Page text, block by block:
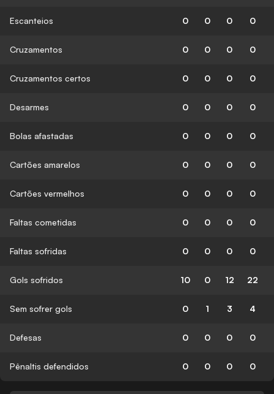
Escanteios 0 0 0 0
Cruzamentos 0 0 0 0
Cruzamentos certos 0 0 0 0
Desarmes 0 0 0 0
Bolas afastadas 0 0 0 0
Cartões amarelos 0 0 0 0
Cartões vermelhos 0 0 0 0
Faltas cometidas 0 0 0 0
Faltas sofridas 0 0 0 0
Gols sofridos 10 0 12 22
Sem sofrer gols 0 1 3 4
Defesas 0 0 0 0
Pênaltis defendidos 0 0 0 0